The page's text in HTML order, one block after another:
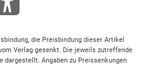
die Preisbindung dieser Artikel
Verlag gesenkt. Die jeweils zutreffende
Angaben zu Preissenkungen